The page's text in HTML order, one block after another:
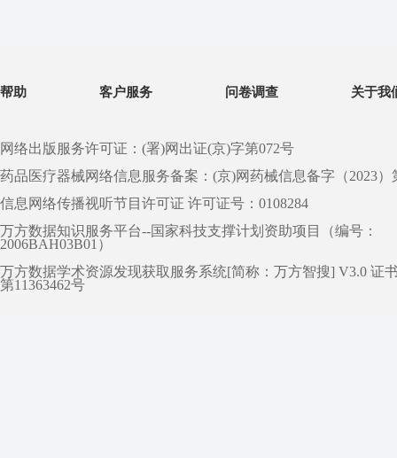
帮助 客户服务 问卷调查 关于我
网络出版服务许可证：(署)网出证(京)字第072号
药品医疗器械网络信息服务备案：(京)网药械信息备字（2023）
信息网络传播视听节目许可证 许可证号：0108284
万方数据知识服务平台--国家科技支撑计划资助项目（编号：
2006BAH03B01）
万方数据学术资源发现获取服务系统[简称：万方智搜] V3.0 证
第11363462号